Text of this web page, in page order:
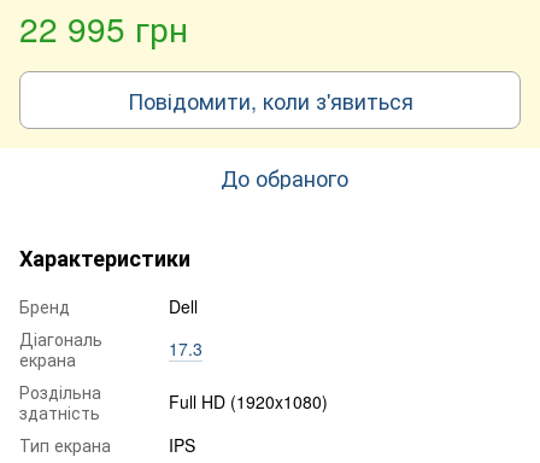
22 995 грн
Повідомити, коли з'явиться
До обраного
Характеристики
Бренд
Dell
Діагональ
екрана
17.3
Роздільна
здатність
Full HD (1920x1080)
Тип екрана
IPS